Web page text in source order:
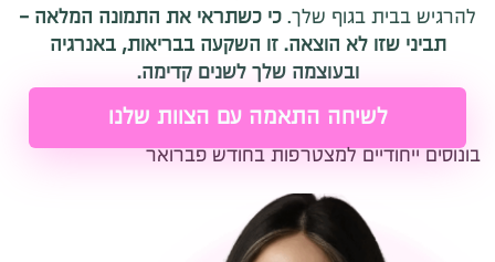
להרגיש בבית בגוף שלך. כי כשתראי את התמונה המלאה -
תביני שזו לא הוצאה. זו השקעה בבריאות, באנרגיה
ובעוצמה שלך לשנים קדימה.
לשיחה התאמה עם הצוות שלנו
בונוסים ייחודיים למצטרפות בחודש פברואר